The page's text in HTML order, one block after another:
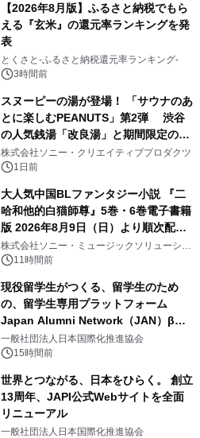
【2026年8月版】ふるさと納税でもら
える『玄米』の還元率ランキングを発
表
とくさと-ふるさと納税還元率ランキング-
3時間前
スヌーピーの湯が登場！ 「サウナのあ
とに楽しむPEANUTS」第2弾 渋谷
の人気銭湯「改良湯」と期間限定のコ
ラボレーション サウナイキタイコラ
ボグッズも発売決定！
株式会社ソニー・クリエイティブプロダクツ
1日前
大人気中国BLファンタジー小説 『二
哈和他的白猫師尊』5巻・6巻電子書籍
版 2026年8月9日（日）より順次配信
開始
株式会社ソニー・ミュージックソリューショ
ンズ11時間前
現役留学生がつくる、留学生のため
の、留学生専用プラットフォーム
Japan Alumni Network（JAN）β版
をリリース
一般社団法人日本国際化推進協会
15時間前
世界とつながる、日本をひらく。 創立
13周年、JAPI公式Webサイトを全面
リニューアル
一般社団法人日本国際化推進協会